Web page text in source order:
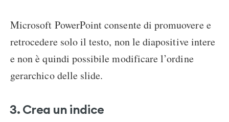
Microsoft PowerPoint consente di promuovere e
retrocedere solo il testo, non le diapositive intere
e non è quindi possibile modificare l’ordine
gerarchico delle slide.
3. Crea un indice